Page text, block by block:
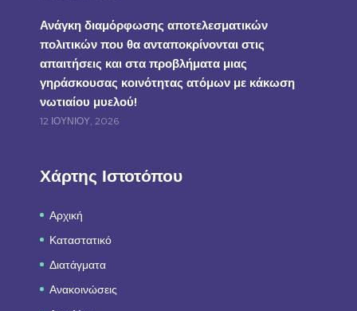
Ανάγκη διαμόρφωσης αποτελεσματικών
πολιτικών που θα ανταποκρίνονται στις
απαιτήσεις και στα προβλήματα μιας
γηράσκουσας κοινότητας ατόμων με κάκωση
νωτιαίου μυελού!
12 ΙΟΥΝΊΟΥ, 2026
Χάρτης Ιστοτόπου
Αρχική
Καταστατικό
Διατάγματα
Ανακοινώσεις